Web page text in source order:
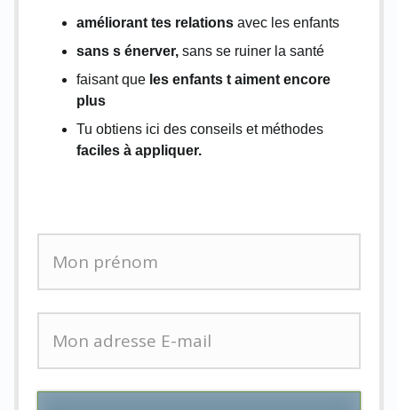
améliorant tes relations avec les enfants
sans s énerver, sans se ruiner la santé
faisant que les enfants t aiment encore
plus
Tu obtiens ici des conseils et méthodes
faciles à appliquer.